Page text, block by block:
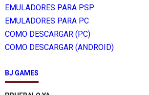
EMULADORES PARA PSP
EMULADORES PARA PC
COMO DESCARGAR (PC)
COMO DESCARGAR (ANDROID)
BJ GAMES